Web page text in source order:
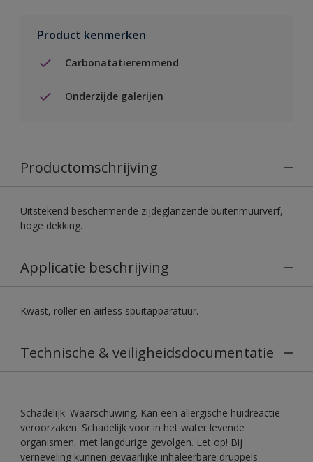
Product kenmerken
Carbonatatieremmend
Onderzijde galerijen
Productomschrijving
Uitstekend beschermende zijdeglanzende buitenmuurverf,
hoge dekking.
Applicatie beschrijving
Kwast, roller en airless spuitapparatuur.
Technische & veiligheidsdocumentatie
Schadelijk. Waarschuwing. Kan een allergische huidreactie
veroorzaken. Schadelijk voor in het water levende
organismen, met langdurige gevolgen. Let op! Bij
verneveling kunnen gevaarlijke inhaleerbare druppels